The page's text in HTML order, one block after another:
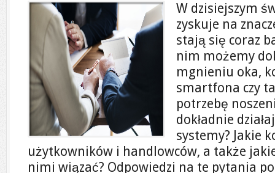
W dzisiejszym
zyskuje na
stają się coraz
nim możemy
mgnieniu oka,
smartfona czy
potrzebę
dokładnie
systemy? Jakie
użytkowników i handlowców, a także
nimi wiązać? Odpowiedzi na te pytania